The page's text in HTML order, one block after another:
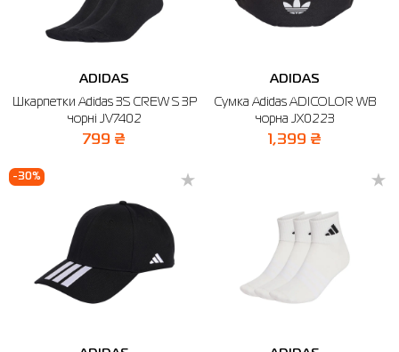
ADIDAS
Шкарпетки Adidas 3S CREW S 3P
чорні JV7402
799 ₴
ADIDAS
Сумка Adidas ADICOLOR WB
чорна JX0223
1,399 ₴
-30%